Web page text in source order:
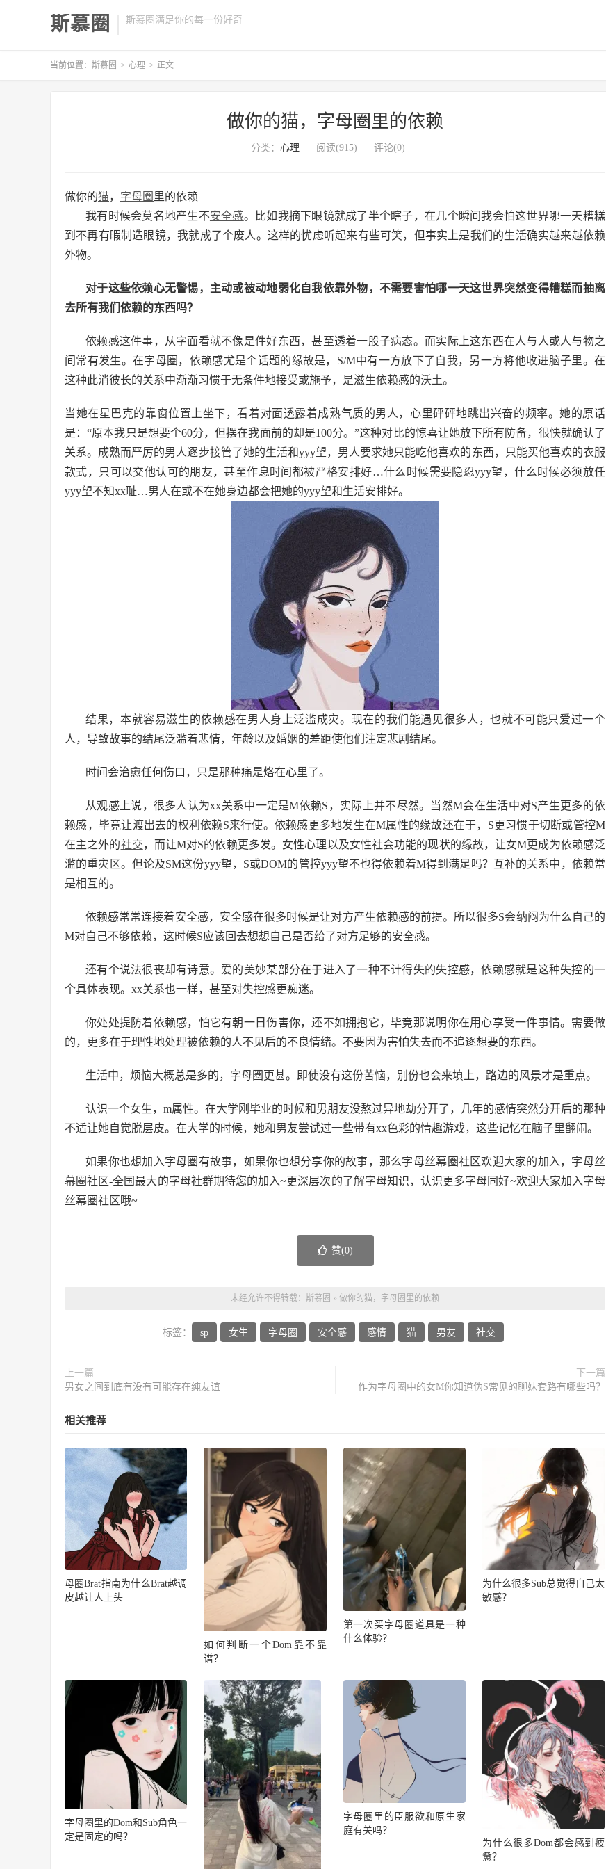
斯慕圈 斯慕圈满足你的每一份好奇
当前位置： 斯慕圈 > 心理 > 正文
做你的猫，字母圈里的依赖
分类： 心理 阅读(915) 评论(0)
做你的猫， 字母圈 里的依赖
我有时候会莫名地产生不安全感。比如我摘下眼镜就成了半个瞎子，在几个瞬间我会怕这世界哪一天糟糕
到不再有暇制造眼镜，我就成了个废人。这样的忧虑听起来有些可笑，但事实上是我们的生活确实越来越依赖
外物。
对于这些依赖心无警惕，主动或被动地弱化自我依靠外物，不需要害怕哪一天这世界突然变得糟糕而抽离
去所有我们依赖的东西吗？
依赖感这件事，从字面看就不像是件好东西，甚至透着一股子病态。而实际上这东西在人与人或人与物之
间常有发生。在字母圈，依赖感尤是个话题的缘故是，S/M中有一方放下了自我，另一方将他收进脑子里。在
这种此消彼长的关系中渐渐习惯于无条件地接受或施予，是滋生依赖感的沃土。
当她在星巴克的靠窗位置上坐下，看着对面透露着成熟气质的男人，心里砰砰地跳出兴奋的频率。她的原话
是：“原本我只是想要个60分，但摆在我面前的却是100分。”这种对比的惊喜让她放下所有防备，很快就确认了
关系。成熟而严厉的男人逐步接管了她的生活和yyy望，男人要求她只能吃他喜欢的东西，只能买他喜欢的衣服
款式，只可以交他认可的朋友，甚至作息时间都被严格安排好…什么时候需要隐忍yyy望，什么时候必须放任
yyy望不知xx耻…男人在或不在她身边都会把她的yyy望和生活安排好。
结果，本就容易滋生的依赖感在男人身上泛滥成灾。现在的我们能遇见很多人，也就不可能只爱过一个
人，导致故事的结尾泛滥着悲情，年龄以及婚姻的差距使他们注定悲剧结尾。
时间会治愈任何伤口，只是那种痛是烙在心里了。
从观感上说，很多人认为xx关系中一定是M依赖S，实际上并不尽然。当然M会在生活中对S产生更多的依
赖感，毕竟让渡出去的权利依赖S来行使。依赖感更多地发生在M属性的缘故还在于，S更习惯于切断或管控M
在主之外的社交，而让M对S的依赖更多发。女性心理以及女性社会功能的现状的缘故，让女M更成为依赖感泛
滥的重灾区。但论及SM这份yyy望，S或DOM的管控yyy望不也得依赖着M得到满足吗？互补的关系中，依赖常
是相互的。
依赖感常常连接着安全感，安全感在很多时候是让对方产生依赖感的前提。所以很多S会纳闷为什么自己的
M对自己不够依赖，这时候S应该回去想想自己是否给了对方足够的安全感。
还有个说法很丧却有诗意。爱的美妙某部分在于进入了一种不计得失的失控感，依赖感就是这种失控的一
个具体表现。xx关系也一样，甚至对失控感更痴迷。
你处处提防着依赖感，怕它有朝一日伤害你，还不如拥抱它，毕竟那说明你在用心享受一件事情。需要做
的，更多在于理性地处理被依赖的人不见后的不良情绪。不要因为害怕失去而不追逐想要的东西。
生活中，烦恼大概总是多的，字母圈更甚。即使没有这份苦恼，别份也会来填上，路边的风景才是重点。
认识一个女生，m属性。在大学刚毕业的时候和男朋友没熬过异地劫分开了，几年的感情突然分开后的那种
不适让她自觉脱层皮。在大学的时候，她和男友尝试过一些带有xx色彩的情趣游戏，这些记忆在脑子里翻闹。
如果你也想加入字母圈有故事，如果你也想分享你的故事，那么字母丝幕圈社区欢迎大家的加入，字母丝
幕圈社区-全国最大的字母社群期待您的加入~更深层次的了解字母知识，认识更多字母同好~欢迎大家加入字母
丝幕圈社区哦~
赞(0)
未经允许不得转载： 斯慕圈 » 做你的猫，字母圈里的依赖
标签： sp 女生 字母圈 安全感 感情 猫 男友 社交
上一篇
男女之间到底有没有可能存在纯友谊
下一篇
作为字母圈中的女M你知道伪S常见的聊妹套路有哪些吗？
相关推荐
母圈Brat指南为什么Brat越调
皮越让人上头
如何判断一个Dom靠不靠
谱？
第一次买字母圈道具是一种
什么体验？
为什么很多Sub总觉得自己太
敏感？
字母圈里的Dom和Sub角色一
定是固定的吗？
字母圈里的臣服欲和原生家
庭有关吗？
为什么很多Dom都会感到疲
惫？